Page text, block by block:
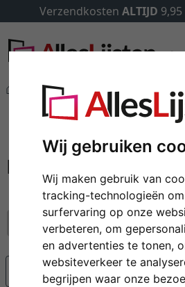
Wij gebruiken
Wij maken gebruik van
tracking-technologieën
surfervaring op onze
verbeteren, om
en advertenties te tonen,
websiteverkeer te
begrijpen waar onze
Verzendkosten ALTIJD 9,95
Andere producten
filter: formaat: 59,4 x 84,1 cm
formaat: 59,4 x 84,1 cm (A1)
Populariteit